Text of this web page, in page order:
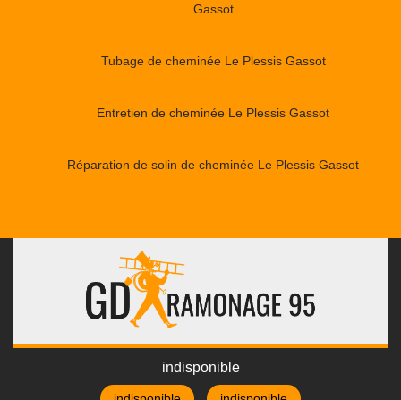
Gassot
Tubage de cheminée Le Plessis Gassot
Entretien de cheminée Le Plessis Gassot
Réparation de solin de cheminée Le Plessis Gassot
indisponible